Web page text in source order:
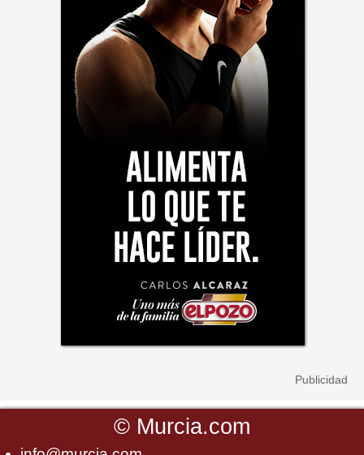
© Murcia.com